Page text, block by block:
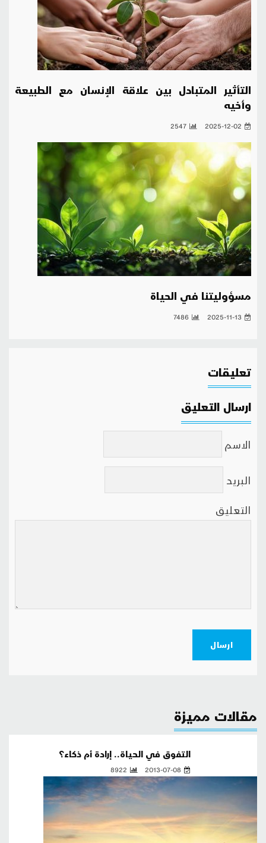
التأثير المتبادل بين علاقة الإنسان مع الطبيعة
وأخيه
2025-12-02
2547
مسؤوليتنا في الحياة
2025-11-13
7486
تعليقات
ارسال التعليق
الاسم
البريد
التعليق
ارسال
مقالات مميزة
التفوق في الحياة.. إرادة أم ذكاء؟
2013-07-08
8922